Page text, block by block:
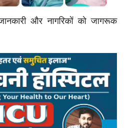
और नागरिकों को जागरूक